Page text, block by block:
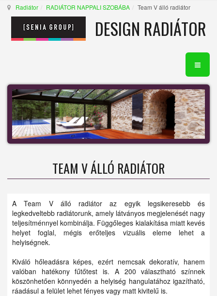
Radiátor RADIÁTOR NAPPALI SZOBÁBA Team V álló radiátor
DESIGN RADIÁTOR
TEAM V ÁLLÓ RADIÁTOR
A Team V álló radiátor az egyik legsikeresebb és
legkedveltebb radiátorunk, amely látványos megjelenését nagy
teljesítménnyel kombinálja. Függőleges kialakítása miatt kevés
helyet foglal, mégis erőteljes vizuális eleme lehet a
helyiségnek.
Kiváló hőleadásra képes, ezért nemcsak dekoratív, hanem
valóban hatékony fűtőtest is. A 200 választható színnek
köszönhetően könnyedén a helyiség hangulatához igazítható,
ráadásul a felület lehet fényes vagy matt kivitelű is.